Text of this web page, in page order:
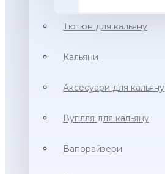
Тютюн для кальяну
Кальяни
Аксесуари для кальяну
Вугілля для кальяну
Вапорайзери